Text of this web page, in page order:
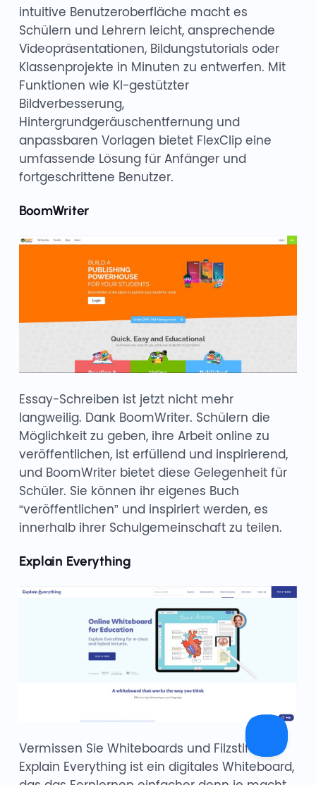
intuitive Benutzeroberfläche macht es
Schülern und Lehrern leicht, ansprechende
Videopräsentationen, Bildungstutorials oder
Klassenprojekte in Minuten zu entwerfen. Mit
Funktionen wie KI-gestützter
Bildverbesserung,
Hintergrundgeräuschentfernung und
anpassbaren Vorlagen bietet FlexClip eine
umfassende Lösung für Anfänger und
fortgeschrittene Benutzer.
BoomWriter
Essay-Schreiben ist jetzt nicht mehr
langweilig. Dank BoomWriter. Schülern die
Möglichkeit zu geben, ihre Arbeit online zu
veröffentlichen, ist erfüllend und inspirierend,
und BoomWriter bietet diese Gelegenheit für
Schüler. Sie können ihr eigenes Buch
“veröffentlichen” und inspiriert werden, es
innerhalb ihrer Schulgemeinschaft zu teilen.
Explain Everything
Vermissen Sie Whiteboards und Filzstifte?
Explain Everything ist ein digitales Whiteboard,